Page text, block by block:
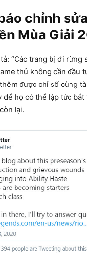
chỉnh
Mùa Giải
“Các trang bị đi rừng
thủ không cần đầu
được chỉ số cùng
để họ có thể lập tức bắt
lại.